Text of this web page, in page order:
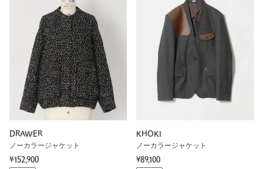
DRAWER
ノーカラージャケット
¥152,900
KHOKI
ノーカラージャケット
¥89,100